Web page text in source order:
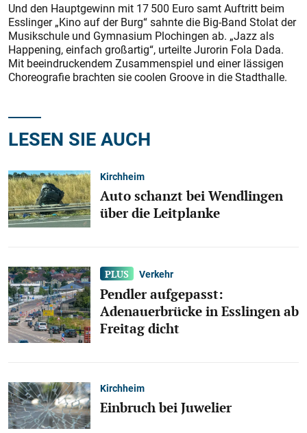
Und den Hauptgewinn mit 17 500 Euro samt Auftritt beim
Esslinger „Kino auf der Burg“ sahnte die Big-Band Stolat der
Musikschule und Gymnasium Plochingen ab. „Jazz als
Happening, einfach großartig“, urteilte Jurorin Fola Dada.
Mit beeindruckendem Zusammenspiel und einer lässigen
Choreografie brachten sie coolen Groove in die Stadthalle.
LESEN SIE AUCH
Kirchheim
Auto schanzt bei Wendlingen
über die Leitplanke
Verkehr
Pendler aufgepasst:
Adenauerbrücke in Esslingen ab
Freitag dicht
Kirchheim
Einbruch bei Juwelier